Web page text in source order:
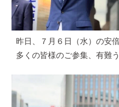
昨日、７月６日（水）の安
多くの皆様のご参集、有難